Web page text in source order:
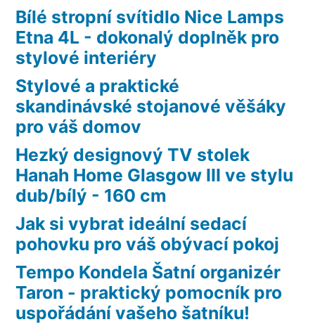
Bílé stropní svítidlo Nice Lamps
Etna 4L - dokonalý doplněk pro
stylové interiéry
Stylové a praktické
skandinávské stojanové věšáky
pro váš domov
Hezký designový TV stolek
Hanah Home Glasgow III ve stylu
dub/bílý - 160 cm
Jak si vybrat ideální sedací
pohovku pro váš obývací pokoj
Tempo Kondela Šatní organizér
Taron - praktický pomocník pro
uspořádání vašeho šatníku!